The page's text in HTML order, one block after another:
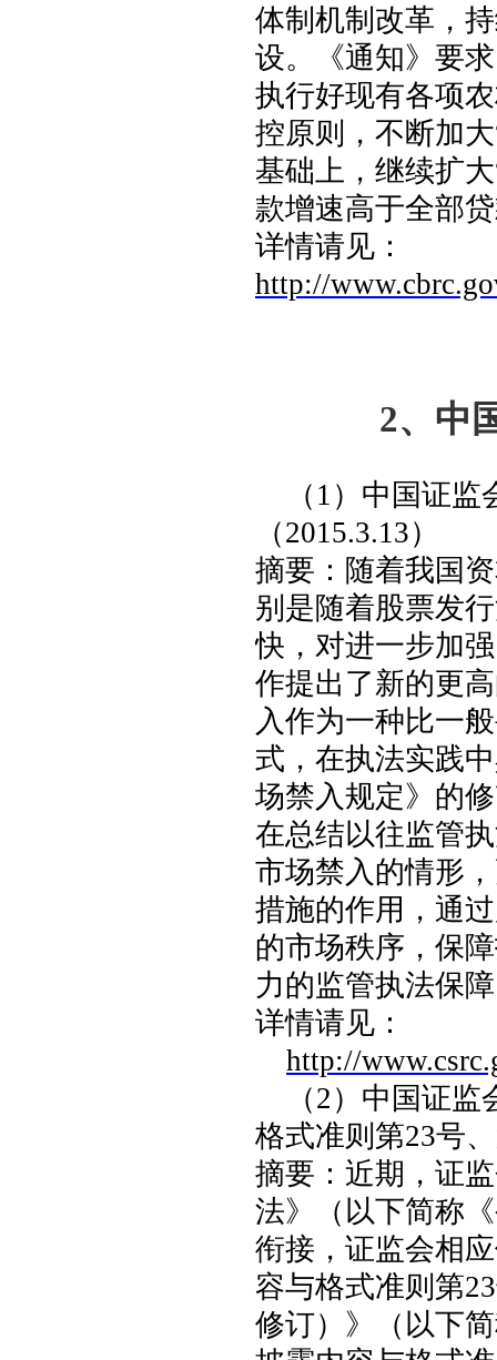
体制机制改革，
设。《通知》要
执行好现有各项
控原则，不断加
基础上，继续扩
款增速高于全部
详情请见：
http://
2、 中
（ 1 ）中国证监
（2015.3.13）
摘要：随着我国
别是随着股票发
快，对进一步加
作提出了新的更
入作为一种比一
式，在执法实践
场禁入规定》的
在总结以往监管
市场禁入的情形
措施的作用，通
的市场秩序，保
力的监管执法保
详情请见：
http://
（2 ）中国证监
格式准则第23号
摘要：近期，证
法》（以下简称
衔接，证监会相
容与格式准则第23
修订）》（以下